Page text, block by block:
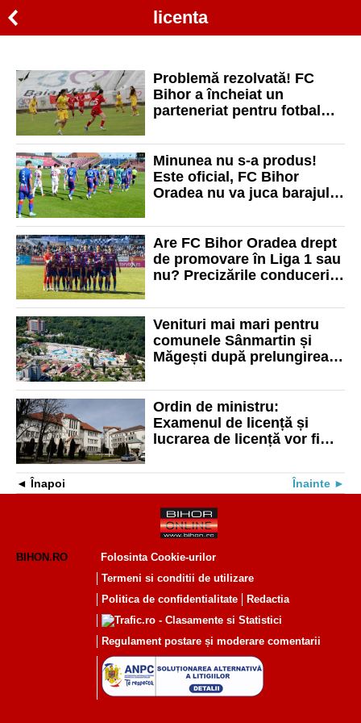
licenta
Problemă rezolvată! FC
Bihor a încheiat un
parteneriat pentru fotbal
județ
Minunea nu s-a produs!
Este oficial, FC Bihor
Oradea nu va juca barajul
cu Farul Constanța!
Are FC Bihor Oradea drept
de promovare în Liga 1 sau
nu? Precizările conducerii
Venituri mai mari pentru
comunele Sânmartin și
Măgești după prelungirea
creșterea redevențelor
Ordin de ministru:
Examenul de licență și
lucrarea de licență vor fi
Înapoi Înainte
BIHON.RO
Folosinta Cookie-urilor
Termeni si conditii de utilizare
Politica de confidentialitate
Redactia
Regulament postare și moderare comentarii